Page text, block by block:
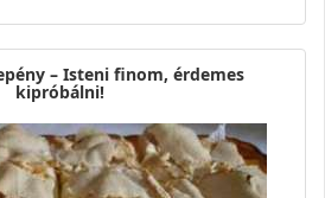
– Isteni finom, érdemes
kipróbálni!